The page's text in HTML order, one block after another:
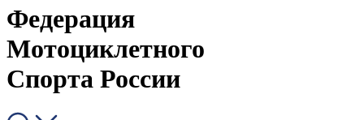
Федерация
Мотоциклетного
Спорта России